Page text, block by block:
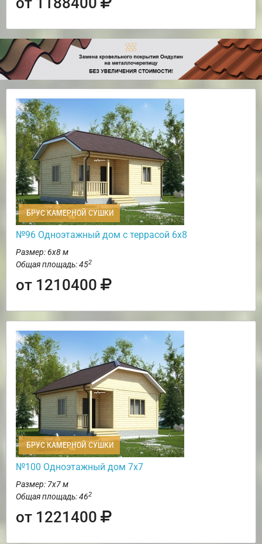
БРУС КАМЕРНОЙ СУШКИ
№96 Одноэтажный дом с террасой 6х8
Размер: 6х8 м
Общая площадь: 452
от 1210400
БРУС КАМЕРНОЙ СУШКИ
№100 Одноэтажный дом 7х7
Размер: 7х7 м
Общая площадь: 462
от 1221400